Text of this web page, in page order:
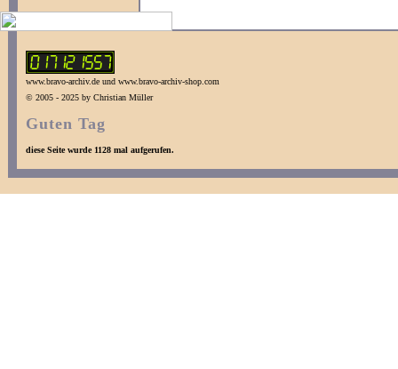
www.bravo-archiv.de und www.bravo-archiv-shop.com
© 2005 - 2025 by Christian Müller
Guten Tag
diese Seite wurde 1128 mal aufgerufen.